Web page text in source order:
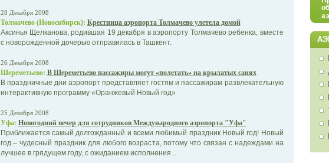
28 Декабря 2008
Толмачево (Новосибирск): Крестница аэропорта Толмачево улетела домой
Аксинья Щелканова, родившая 19 декабря в аэропорту Толмачево ребенка, вместе
с новорожденной дочерью отправилась в Ташкент.
26 Декабря 2008
Шереметьево: В Шереметьево пассажиры могут «полетать» на крылатых санях
В праздничные дни аэропорт представляет гостям и пассажирам развлекательную
интерактивную программу «Оранжевый Новый год»
25 Декабря 2008
Уфа: Новогодний вечер для сотрудников Международного аэропорта "Уфа"
Приближается самый долгожданный и всеми любимый праздник Новый год! Новый
год – чудесный праздник для любого возраста, потому что связан с надеждами на
лучшее в грядущем году, с ожиданием исполнения ...